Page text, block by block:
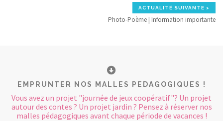
ACTUALITÉ SUIVANTE >
Photo-Poème | Information importante
EMPRUNTER NOS MALLES PEDAGOGIQUES !
Vous avez un projet "journée de jeux coopératif"? Un projet
autour des contes ? Un projet jardin ? Pensez à réserver nos
malles pédagogiques avant chaque période de vacances !